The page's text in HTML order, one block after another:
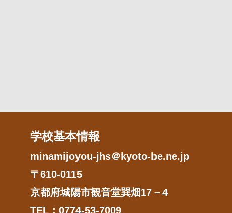
学校基本情報
minamijoyou-jhs＠kyoto-be.ne.jp
〒610-0115
京都府城陽市観音堂巽畑17－4
TEL：0774-53-7009